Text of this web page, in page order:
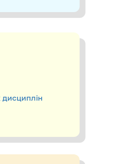
дисциплін